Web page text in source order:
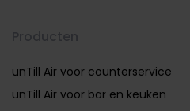
unTill Air voor counterservice
unTill Air voor bar en keuken